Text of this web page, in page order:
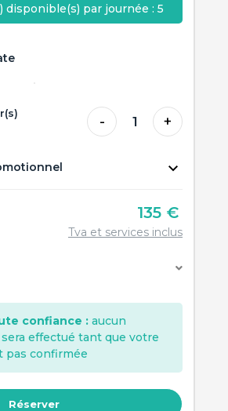
disponible(s) par journée : 5
- 1 +
135 €
Tva et services inclus
confiance : aucun
effectué tant que votre
pas confirmée
Réserver